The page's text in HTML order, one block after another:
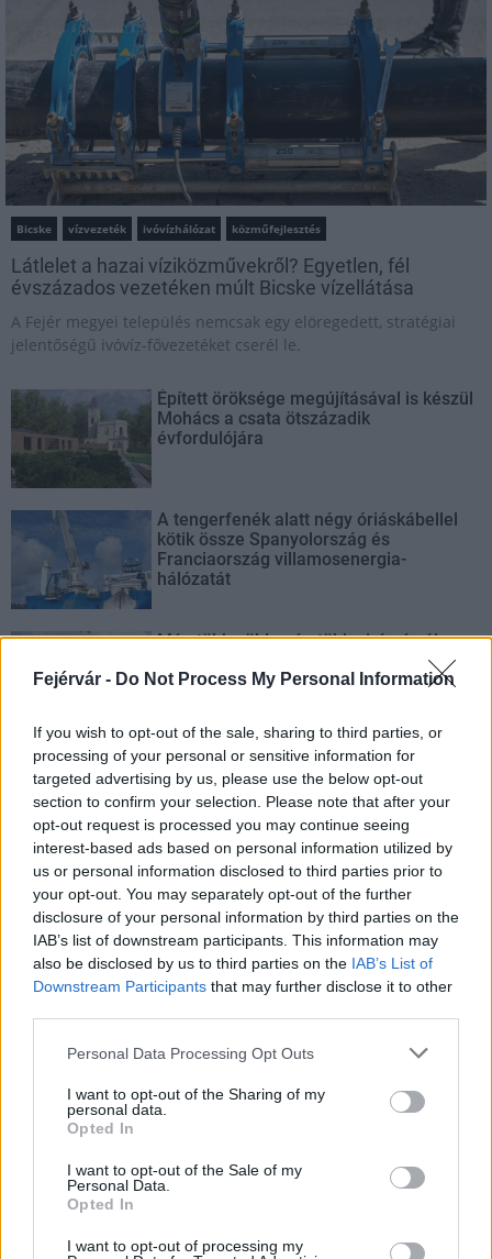
Fejérvár - Do Not Process My Personal Information
If you wish to opt-out of the sale, sharing to third parties, or
processing of your personal or sensitive information for
targeted advertising by us, please use the below opt-out
section to confirm your selection. Please note that after your
opt-out request is processed you may continue seeing
interest-based ads based on personal information utilized by
us or personal information disclosed to third parties prior to
your opt-out. You may separately opt-out of the further
disclosure of your personal information by third parties on the
IAB’s list of downstream participants. This information may
also be disclosed by us to third parties on the IAB’s List of
Downstream Participants that may further disclose it to other
Please note that this website/app uses one or more Google
not limited to your visit or usage behaviour. You may click to
grant or deny consent to Google and its third-party tags to
use your data for below specified purposes in below Google
consent section.
Personal Data Processing Opt Outs
I want to opt-out of the Sharing of my
personal data.
Opted In
I want to opt-out of the Sale of my
Personal Data.
Opted In
I want to opt-out of processing my
Bicske vízvezeték ivóvízhálózat közműfejlesztés
Látlelet a hazai víziközművekről? Egyetlen, fél
évszázados vezetéken múlt Bicske vízellátása
A Fejér megyei település nemcsak egy elöregedett, stratégiai
jelentőségű ivóvíz-fővezetéket cserél le.
Épített öröksége megújításával is készül
Mohács a csata ötszázadik
évfordulójára
A tengerfenék alatt négy óriáskábellel
kötik össze Spanyolország és
Franciaország villamosenergia-
hálózatát
Még több zöld, még több virág és új
játszótér Debrecen egyik legfontosabb
terén
Fából épül Budakeszi új óvodája
AJÁNLJUK MÉG
Aktuális
Nagy igazolás - Sokszoros bajnok érkezik a
Fehérvárhoz